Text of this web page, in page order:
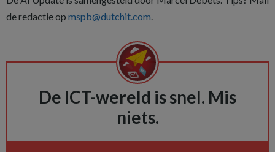
de redactie op mspb@dutchit.com
De ICT-wereld is snel. Mis
niets.